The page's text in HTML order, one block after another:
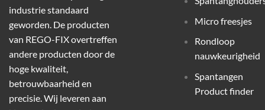
industrie standaard
geworden. De producten
van REGO-FIX overtreffen
andere producten door de
hoge kwaliteit,
betrouwbaarheid en
precisie. Wij leveren aan
Micro freesjes
Rondloop
nauwkeurigheid
Spantangen
Product finder